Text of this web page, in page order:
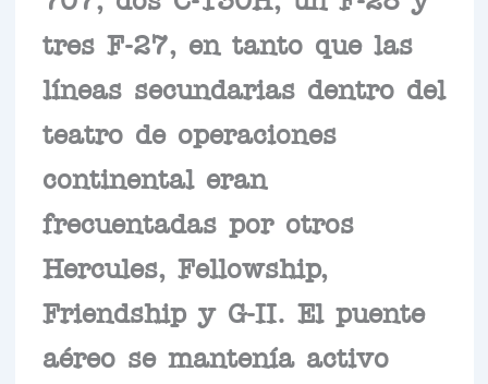
tres F-27, en tanto que las
líneas secundarias dentro del
teatro de operaciones
continental eran
frecuentadas por otros
Hercules, Fellowship,
Friendship y G-II. El puente
aéreo se mantenía activo